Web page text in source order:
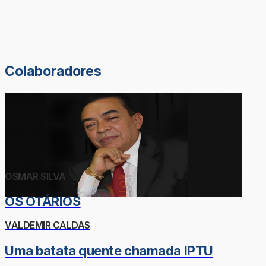
Colaboradores
OSMAR SILVA
OS OTÁRIOS
VALDEMIR CALDAS
Uma batata quente chamada IPTU